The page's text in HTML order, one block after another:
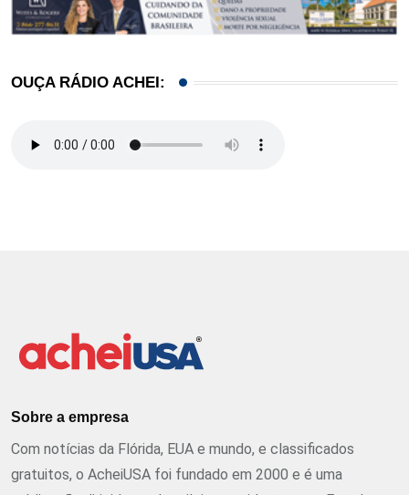
OUÇA RÁDIO ACHEI:
Sobre a empresa
Com notícias da Flórida, EUA e mundo, e classificados
gratuitos, o AcheiUSA foi fundado em 2000 e é uma